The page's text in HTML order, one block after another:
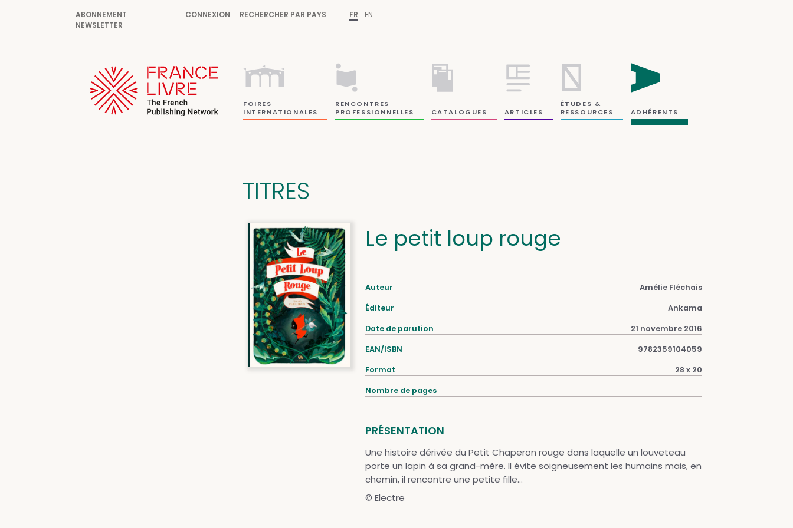
ABONNEMENT
NEWSLETTER
CONNEXION RECHERCHER PAR PAYS FR EN
FOIRES
INTERNATIONALES
RENCONTRES
PROFESSIONNELLES
CATALOGUES ARTICLES
ÉTUDES &
RESSOURCES
ADHÉRENTS
TITRES
Le petit loup rouge
Auteur Amélie Fléchais
Éditeur Ankama
Date de parution 21 novembre 2016
EAN/ISBN 9782359104059
Format 28 x 20
Nombre de pages
PRÉSENTATION
Une histoire dérivée du Petit Chaperon rouge dans laquelle un louveteau
porte un lapin à sa grand-mère. Il évite soigneusement les humains mais, en
chemin, il rencontre une petite fille...
© Electre